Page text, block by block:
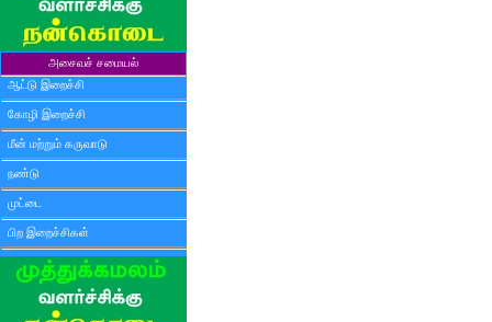
அசைவச் சமையல்
ஆட்டு இறைச்சி
கோழி இறைச்சி
மீன் மற்றும் கருவாடு
நண்டு
முட்டை
பிற இறைச்சிகள்